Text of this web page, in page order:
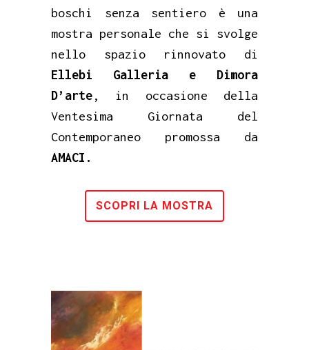
boschi senza sentiero è una
mostra personale che si svolge
nello spazio rinnovato di
Ellebi Galleria e Dimora
D’arte, in occasione della
Ventesima Giornata del
Contemporaneo promossa da
AMACI.
SCOPRI LA MOSTRA